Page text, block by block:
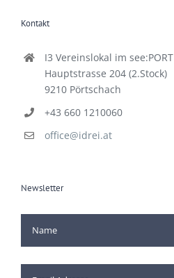
Kontakt
I3 Vereinslokal im see:PORT
Hauptstrasse 204 (2.Stock)
9210 Pörtschach
+43 660 1210060
office@idrei.at
Newsletter